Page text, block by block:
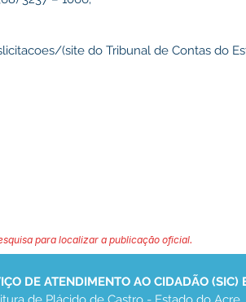
(site do Tribunal de Contas do
para localizar a publicação oficial.
DE ATENDIMENTO AO CIDADÃO (SIC)